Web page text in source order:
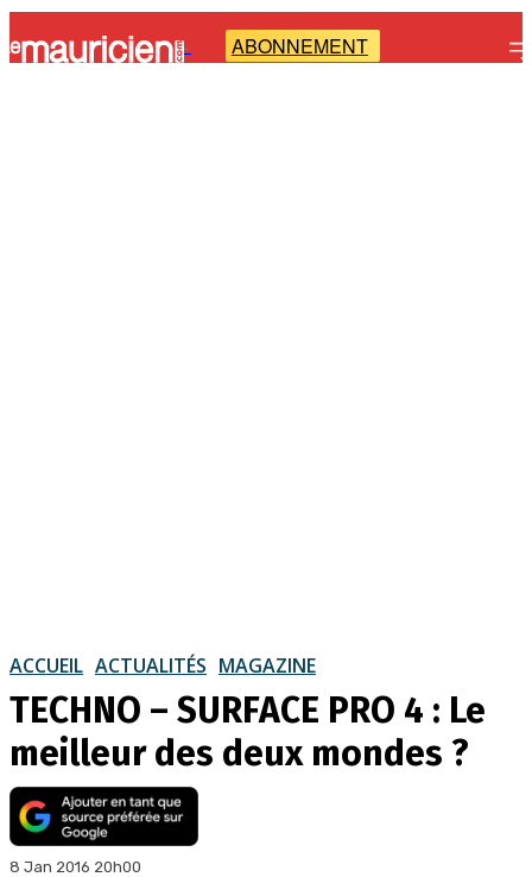
- ABONNEMENT
ACCUEIL ACTUALITÉS MAGAZINE
TECHNO – SURFACE PRO 4 : Le
meilleur des deux mondes ?
8 Jan 2016 20h00